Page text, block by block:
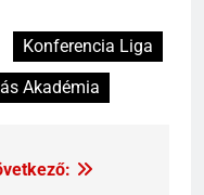
Konferencia Liga
Akadémia